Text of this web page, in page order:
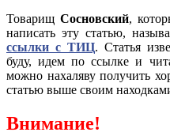
ТоварищСосновский,
написать эту статью,
ссылки с ТИЦ. Статья
буду, идем по ссылке и
можно нахаляву получить
статью выше своим
Внимание!